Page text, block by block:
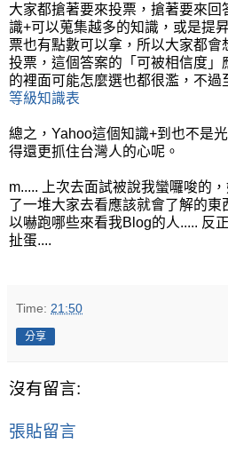
大家都搶著要來投票，搶著要來回
識+可以蒐集越多的知識，或是提
票也有點數可以拿，所以大家都會
投票，這個答案的「可被相信度」
的裡面可能怎麼選也都很濫，不過
等級知識表
總之，Yahoo這個知識+到也不是
得還更抓住台灣人的心呢。
m..... 上次去面試被說我蠻囉唆的
了一堆大家去看應該就會了解的東
以嚇跑哪些來看我Blog的人..... 反
扯蛋....
Time: 21:50
分享
沒有留言:
張貼留言